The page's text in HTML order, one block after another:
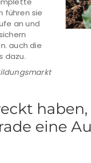
führen sie
an und
auch die
dazu.
eine